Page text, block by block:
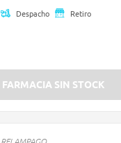
Despacho Retiro
FARMACIA SIN STOCK